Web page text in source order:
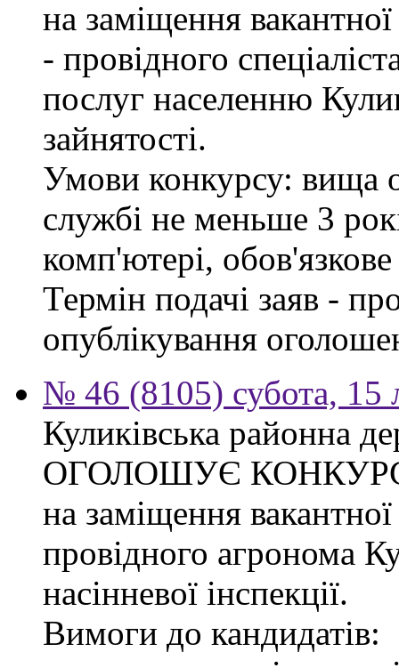
на заміщення
- провідного
послуг населенню
зайнятості.
Умови конкурсу: вища
службі не меньше 3
комп'ютері,
Термін подачі заяв -
опублікування
№ 46 (8105) субота, 15
Куликівська районна
ОГОЛОШУЄ
на заміщення
провідного агронома
насінневої інспекції.
Вимоги до кандидатів: